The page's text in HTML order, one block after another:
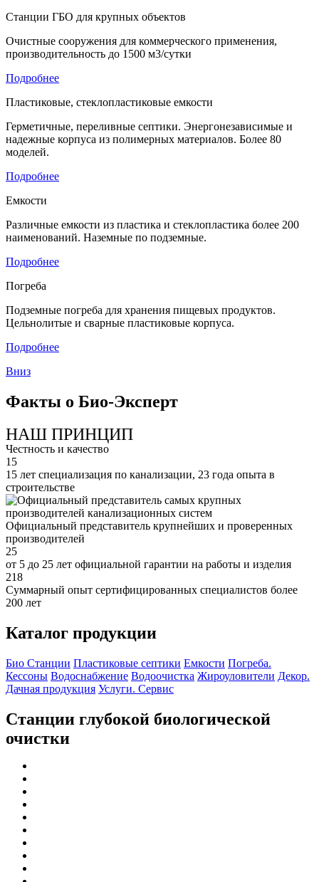
Станции ГБО для крупных объектов
Очистные сооружения для коммерческого применения,
производительность до 1500 м3/сутки
Подробнее
Пластиковые, стеклопластиковые емкости
Герметичные, переливные септики. Энергонезависимые и
надежные корпуса из полимерных материалов. Более 80
моделей.
Подробнее
Емкости
Различные емкости из пластика и стеклопластика более 200
наименований. Наземные по подземные.
Подробнее
Погреба
Подземные погреба для хранения пищевых продуктов.
Цельнолитые и сварные пластиковые корпуса.
Подробнее
Вниз
Факты о Био-Эксперт
НАШ ПРИНЦИП
Честность и качество
15
15 лет специализация по канализации, 23 года опыта в
строительстве
Официальный представитель крупнейших и проверенных
производителей
25
от 5 до 25 лет официальной гарантии на работы и изделия
218
Суммарный опыт сертифицированных специалистов более
200 лет
Каталог продукции
Био Станции Пластиковые септики Емкости Погреба.
Кессоны Водоснабжение Водоочистка Жироуловители Декор.
Дачная продукция Услуги. Сервис
Станции глубокой биологической
очистки